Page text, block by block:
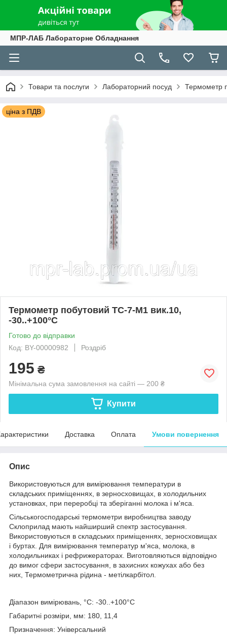
МПР-ЛАБ Лабораторне Обладнання
Товари та послуги Лабораторний посуд Термометр
ціна з ПДВ
Термометр побутовий ТС-7-М1 вик.10,
-30..+100°С
Готово до відправки
Код: BY-00000982
Роздріб
195 ₴
Мінімальна сума замовлення на сайті — 200 ₴
Купити
Доставка Оплата Умови повернення
Опис
Використовуються для вимірювання температури в
складських приміщеннях, в зерносховищах, в холодильних
установках, при переробці та зберіганні молока і м'яса.
Сільськогосподарські термометри виробництва заводу
Склоприлад мають найширший спектр застосування.
Використовуються в складських приміщеннях, зерносховищах
і буртах. Для вимірювання температур м'яса, молока, в
холодильниках і рефрижераторах. Виготовляються відповідно
до вимог сфери застосування, в захисних кожухах або без
них, Термометрична рідина - метілкарбітол.
Діапазон вимірювань, °С: -30..+100°С
Габаритні розміри, мм: 180, 11,4
Призначення: Універсальний